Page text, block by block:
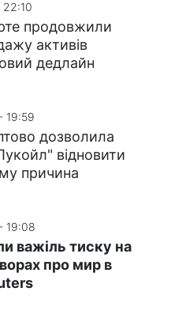
продовжили
активів
дедлайн
19:59
дозволила
відновити
причина
19:08
важіль тиску на
про мир в